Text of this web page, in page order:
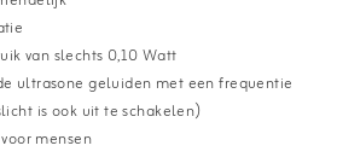
van slechts 0,10 Watt
ultrasone geluiden met een frequentie
is ook uit te schakelen)
mensen